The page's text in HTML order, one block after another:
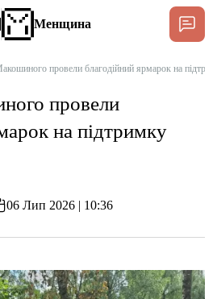
Підтримати
Менщина
провели благодійний ярмарок на
провели
на підтримку
06 Лип 2026 | 10:36